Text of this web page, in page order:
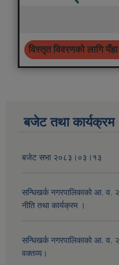
विस्तृत विवरणको लागि
बजेट तथा कार्यक्रम
बजेट सभा २०८३।०३।१३
सन्धिखर्क नगरपालिकाको आ. व.
नीति तथा कार्यक्रम ।
सन्धिखर्क नगरपालिकाको आ.
वक्तव्य।